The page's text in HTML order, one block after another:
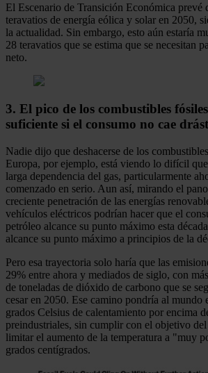
El Escenario de Transición Económica prevé
teravatios de energía eólica y solar en 2050,
la actualidad. Sin embargo, esto aún estaría
28 teravatios que se estima que se necesitan
neto.
3. El pico de los combustibles
suficiente si el consumo no cae
Nadie dijo que deshacerse de los
Europa, por ejemplo, está viendo lo difícil que
larga dependencia del gas, particularmente
comenzado en serio. Aun así, mirando el
creciente penetración de las energías
vehículos eléctricos podrían hacer que el
petróleo alcance su punto máximo esta
alcance su punto máximo a principios de la
Pero esa trayectoria solo haría que las
29% entre ahora y mediados de siglo, con
de toneladas de dióxido de carbono que se
cesar en 2050. Ese camino pondría al mundo
grados Celsius de calentamiento por encima
preindustriales, sin cumplir con el objetivo
limitar el aumento de la temperatura a "muy
grados centígrados.